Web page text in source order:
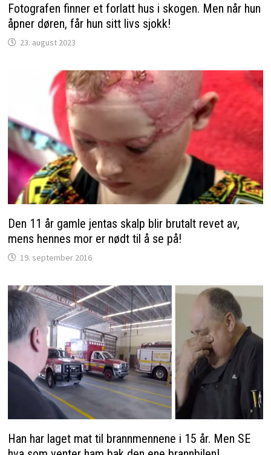
Fotografen finner et forlatt hus i skogen. Men når hun
åpner døren, får hun sitt livs sjokk!
23. august 2023
Den 11 år gamle jentas skalp blir brutalt revet av,
mens hennes mor er nødt til å se på!
19. september 2016
Han har laget mat til brannmennene i 15 år. Men SE